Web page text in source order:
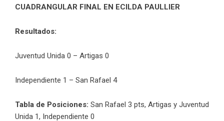
CUADRANGULAR FINAL EN ECILDA PAULLIER
Resultados:
Juventud Unida 0 – Artigas 0
Independiente 1 – San Rafael 4
Tabla de Posiciones: San Rafael 3 pts, Artigas y Juventud
Unida 1, Independiente 0